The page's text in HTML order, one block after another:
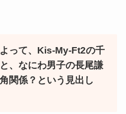
って、Kis-My-Ft2の千
、なにわ男子の長尾謙
関係？という見出し